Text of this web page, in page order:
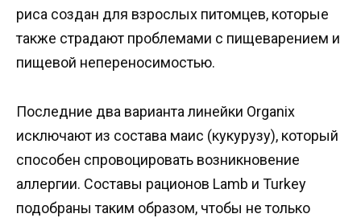
риса создан для взрослых питомцев, которые
также страдают проблемами с пищеварением и
пищевой непереносимостью.
Последние два варианта линейки Organix
исключают из состава маис (кукурузу), который
способен спровоцировать возникновение
аллергии. Составы рационов Lamb и Turkey
подобраны таким образом, чтобы не только